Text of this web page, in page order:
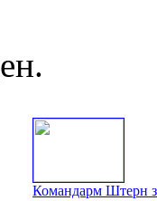
Командарм Штерн